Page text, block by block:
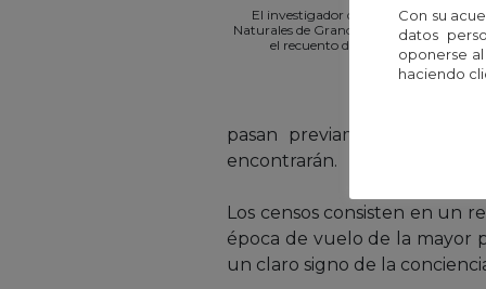
El investigador del CREAF y el Museo
Naturales de Granollers, Constantí
el recuento de mariposas de un
pasan previamente por
encontrarán.
Los censos consisten en un
época de vuelo de la mayor
un claro signo de la
Con su
datos
oponerse
haciendo